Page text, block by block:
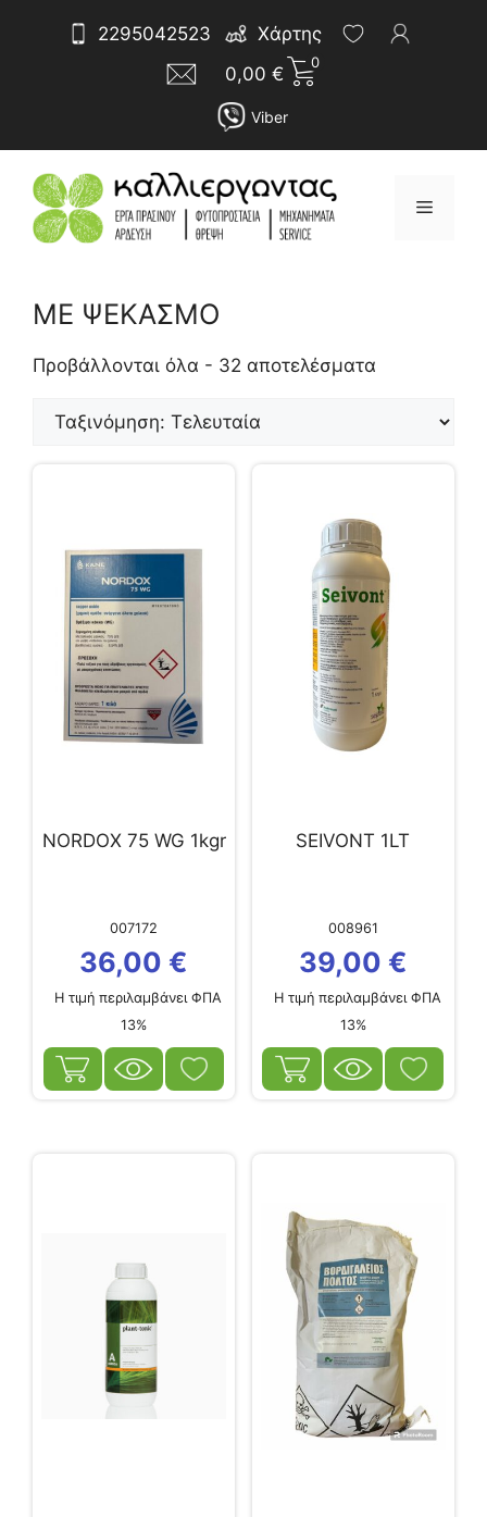
2295042523
Χάρτης
0,00 €
0
Viber
Μενού
ΜΕ ΨΕΚΑΣΜΟ
Προβάλλονται όλα - 32 αποτελέσματα
Sorted
latest
NORDOX 75 WG 1kgr
007172
36,00 €
Η τιμή περιλαμβάνει ΦΠΑ
13%
SEIVONT 1LT
008961
39,00 €
Η τιμή περιλαμβάνει ΦΠΑ
13%